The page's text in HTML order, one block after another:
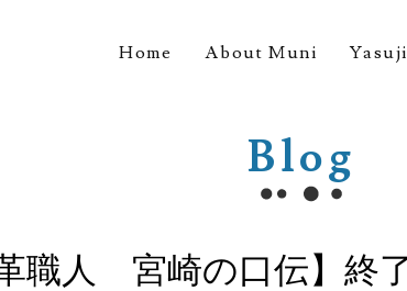
Home About Muni
Blog
職人 宮崎の口伝】終